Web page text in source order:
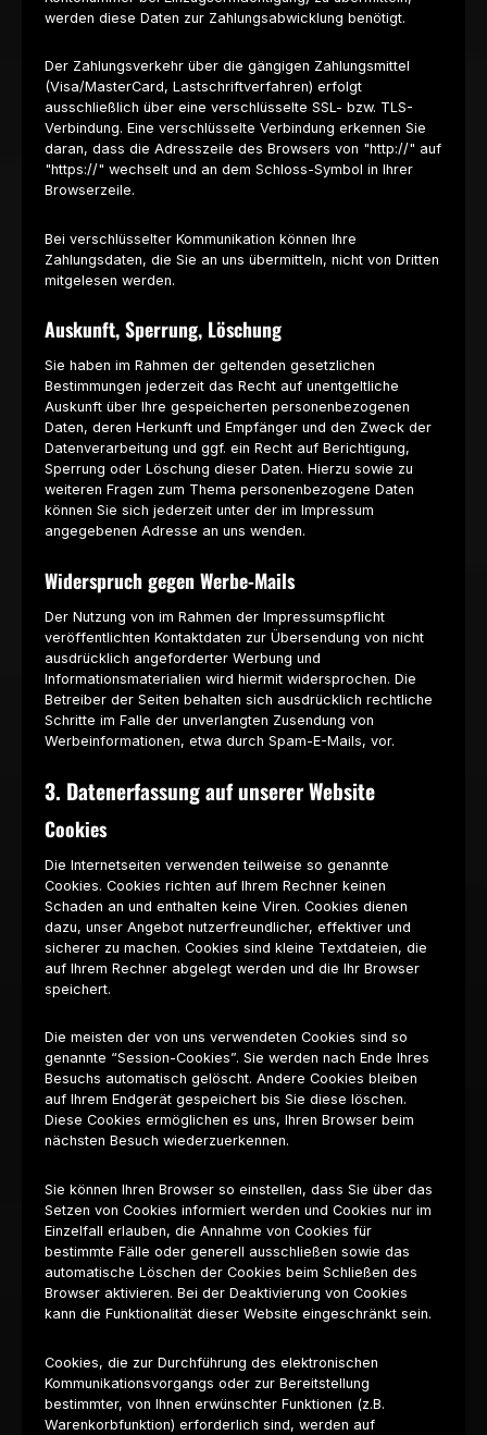
werden diese Daten zur Zahlungsabwicklung benötigt.
Der Zahlungsverkehr über die gängigen Zahlungsmittel
(Visa/MasterCard, Lastschriftverfahren) erfolgt
ausschließlich über eine verschlüsselte SSL- bzw. TLS-
Verbindung. Eine verschlüsselte Verbindung erkennen Sie
daran, dass die Adresszeile des Browsers von "http://" auf
"https://" wechselt und an dem Schloss-Symbol in Ihrer
Browserzeile.
Bei verschlüsselter Kommunikation können Ihre
Zahlungsdaten, die Sie an uns übermitteln, nicht von Dritten
mitgelesen werden.
Auskunft, Sperrung, Löschung
Sie haben im Rahmen der geltenden gesetzlichen
Bestimmungen jederzeit das Recht auf unentgeltliche
Auskunft über Ihre gespeicherten personenbezogenen
Daten, deren Herkunft und Empfänger und den Zweck der
Datenverarbeitung und ggf. ein Recht auf Berichtigung,
Sperrung oder Löschung dieser Daten. Hierzu sowie zu
weiteren Fragen zum Thema personenbezogene Daten
können Sie sich jederzeit unter der im Impressum
angegebenen Adresse an uns wenden.
Widerspruch gegen Werbe-Mails
Der Nutzung von im Rahmen der Impressumspflicht
veröffentlichten Kontaktdaten zur Übersendung von nicht
ausdrücklich angeforderter Werbung und
Informationsmaterialien wird hiermit widersprochen. Die
Betreiber der Seiten behalten sich ausdrücklich rechtliche
Schritte im Falle der unverlangten Zusendung von
Werbeinformationen, etwa durch Spam-E-Mails, vor.
3. Datenerfassung auf unserer Website
Cookies
Die Internetseiten verwenden teilweise so genannte
Cookies. Cookies richten auf Ihrem Rechner keinen
Schaden an und enthalten keine Viren. Cookies dienen
dazu, unser Angebot nutzerfreundlicher, effektiver und
sicherer zu machen. Cookies sind kleine Textdateien, die
auf Ihrem Rechner abgelegt werden und die Ihr Browser
speichert.
Die meisten der von uns verwendeten Cookies sind so
genannte “Session-Cookies”. Sie werden nach Ende Ihres
Besuchs automatisch gelöscht. Andere Cookies bleiben
auf Ihrem Endgerät gespeichert bis Sie diese löschen.
Diese Cookies ermöglichen es uns, Ihren Browser beim
nächsten Besuch wiederzuerkennen.
Sie können Ihren Browser so einstellen, dass Sie über das
Setzen von Cookies informiert werden und Cookies nur im
Einzelfall erlauben, die Annahme von Cookies für
bestimmte Fälle oder generell ausschließen sowie das
automatische Löschen der Cookies beim Schließen des
Browser aktivieren. Bei der Deaktivierung von Cookies
kann die Funktionalität dieser Website eingeschränkt sein.
Cookies, die zur Durchführung des elektronischen
Kommunikationsvorgangs oder zur Bereitstellung
bestimmter, von Ihnen erwünschter Funktionen (z.B.
Warenkorbfunktion) erforderlich sind, werden auf